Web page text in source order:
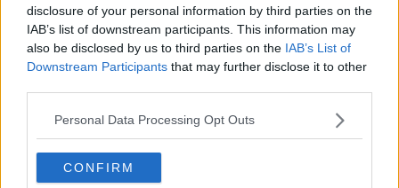
disclosure of your personal information by third parties on the
IAB’s list of downstream participants. This information may
also be disclosed by us to third parties on the IAB’s List of
Downstream Participants that may further disclose it to other
Personal Data Processing Opt Outs
CONFIRM
Il basilico crebbe rigoglioso e profumato destando l’invidia di tutti gli
abitanti del quartiere che, per non essere da meno, misero tutti dei
vasi di terracotta simili a quello di Maria nei loro balconi. Se vi
capita di andare in visitare la mia amataSicilianoterete che
pregevole fattura, un simpatico monito per tutti i mariti !
solidarizzate con Maria.